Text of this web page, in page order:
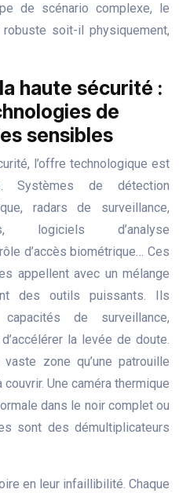
de scénario complexe, le
soit-il physiquement,
haute sécurité :
de
sensibles
l’offre technologique est
Systèmes de détection
radars de surveillance,
logiciels d’analyse
d’accès biométrique… Ces
appellent avec un mélange
des outils puissants. Ils
de surveillance,
la levée de doute.
zone qu’une patrouille
Une caméra thermique
dans le noir complet ou
sont des démultiplicateurs
en leur infaillibilité. Chaque